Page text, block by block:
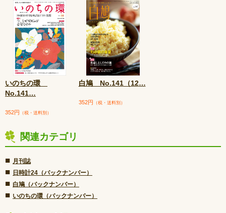
いのちの環
No.141…
352円 （税・送料別）
白鳩 No.141（12…
352円 （税・送料別）
関連カテゴリ
■ 月刊誌
■ 日時計24（バックナンバー）
■ 白鳩（バックナンバー）
■ いのちの環（バックナンバー）